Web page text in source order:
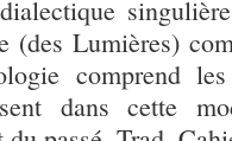
(des Lumières)
comprend
dans cette